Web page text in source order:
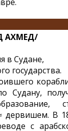
АХМЕД/
в Судане,
государства.
Судану,
дервишем. В
с